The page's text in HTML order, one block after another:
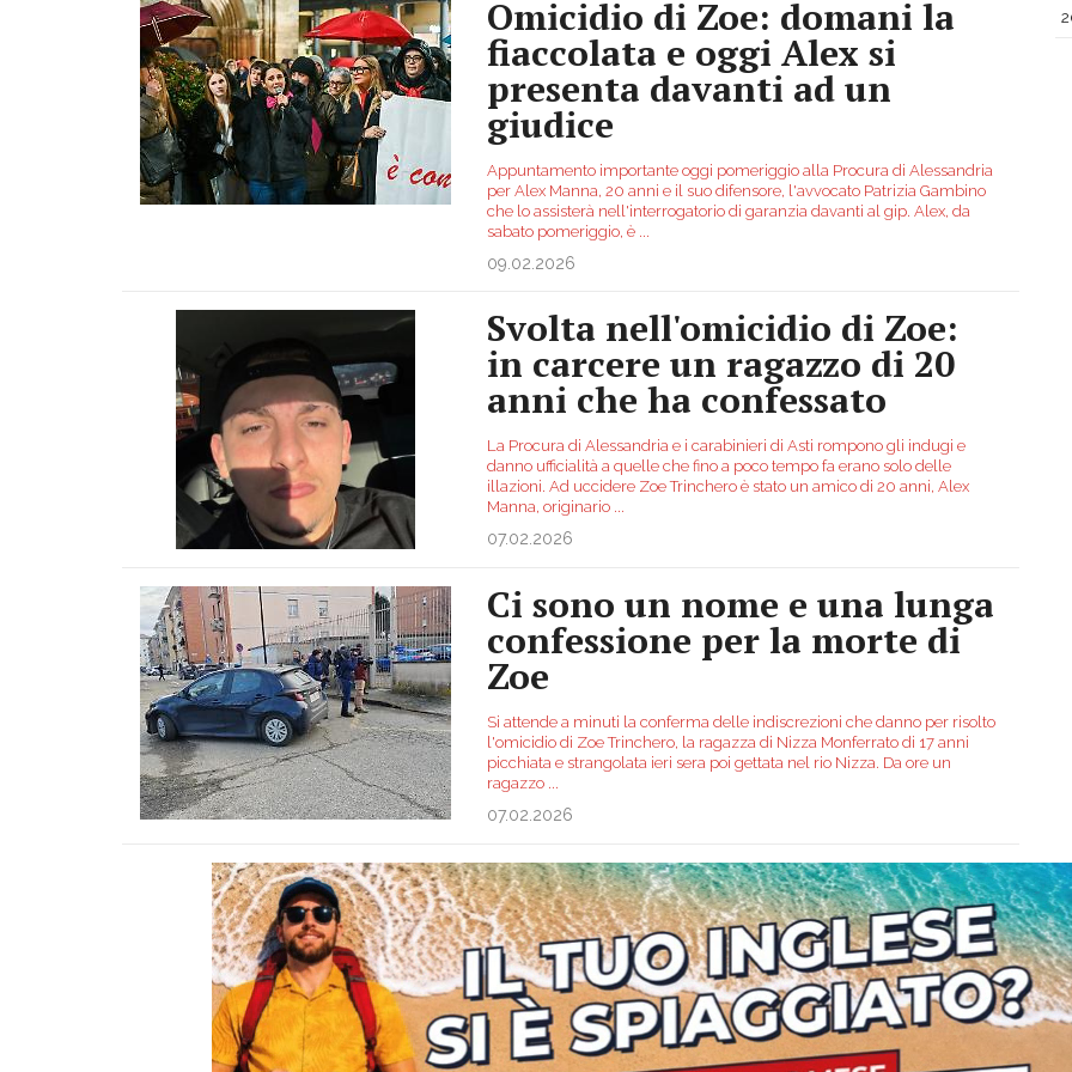
Omicidio di Zoe: domani la
fiaccolata e oggi Alex si
presenta davanti ad un
giudice
Appuntamento importante oggi pomeriggio alla Procura di Alessandria
per Alex Manna, 20 anni e il suo difensore, l'avvocato Patrizia Gambino
che lo assisterà nell'interrogatorio di garanzia davanti al gip. Alex, da
sabato pomeriggio, è
09.02.2026
Svolta nell'omicidio di Zoe:
in carcere un ragazzo di 20
anni che ha confessato
La Procura di Alessandria e i carabinieri di Asti rompono gli indugi e
danno ufficialità a quelle che fino a poco tempo fa erano solo delle
illazioni. Ad uccidere Zoe Trinchero è stato un amico di 20 anni, Alex
Manna, originario
07.02.2026
Ci sono un nome e una lunga
confessione per la morte di
Zoe
Si attende a minuti la conferma delle indiscrezioni che danno per risolto
l'omicidio di Zoe Trinchero, la ragazza di Nizza Monferrato di 17 anni
picchiata e strangolata ieri sera poi gettata nel rio Nizza. Da ore un
ragazzo
07.02.2026